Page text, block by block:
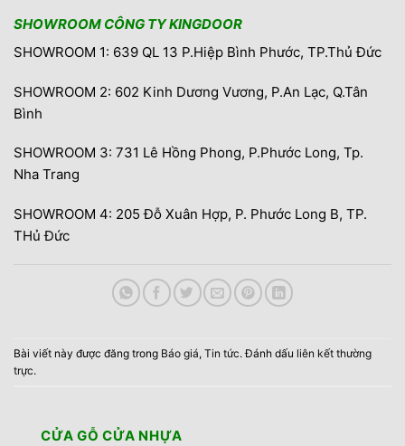
SHOWROOM CÔNG TY KINGDOOR
SHOWROOM 1: 639 QL 13 P.Hiệp Bình Phước, TP.Thủ Đức
SHOWROOM 2: 602 Kinh Dương Vương, P.An Lạc, Q.Tân
Bình
SHOWROOM 3: 731 Lê Hồng Phong, P.Phước Long, Tp.
Nha Trang
SHOWROOM 4: 205 Đỗ Xuân Hợp, P. Phước Long B, TP.
THủ Đức
Bài viết này được đăng trong Báo giá, Tin tức. Đánh dấu liên kết thường
trực.
CỬA GỖ CỬA NHỰA